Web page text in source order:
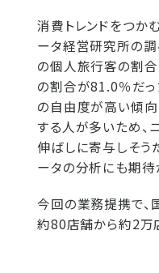
消費トレンドをつか
ータ経営研究所の
の個人旅行客の割合
の割合が81.0％だっ
の自由度が高い傾向
する人が多いため、
伸ばしに寄与しそう
ータの分析にも期待
今回の業務提携で、
約80店舗から約2万